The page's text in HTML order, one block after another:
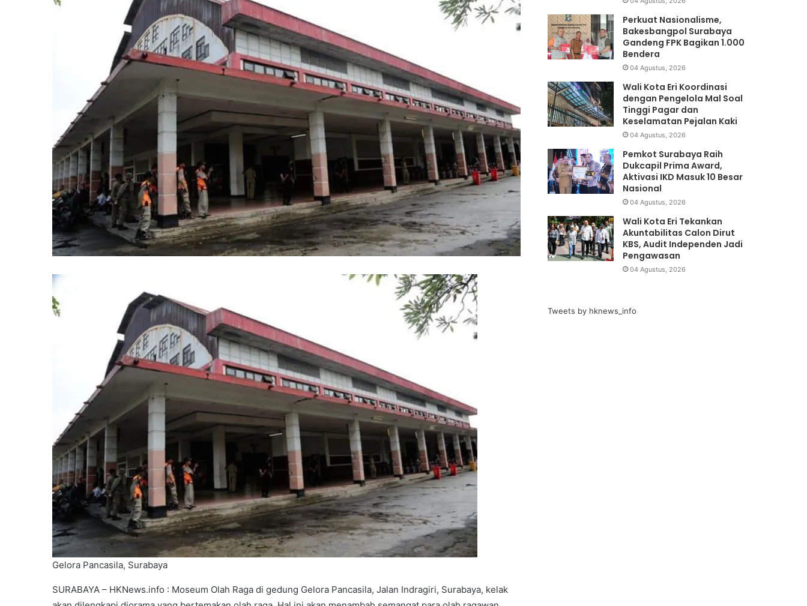
Gelora Pancasila, Surabaya
SURABAYA – HKNews.info : Moseum Olah Raga di gedung Gelora Pancasila, Jalan Indragiri, Surabaya, kelak
Perkuat Nasionalisme,
Bakesbangpol Surabaya
Gandeng FPK Bagikan 1.000
Bendera
04 Agustus, 2026
Wali Kota Eri Koordinasi
dengan Pengelola Mal Soal
Tinggi Pagar dan
Keselamatan Pejalan Kaki
04 Agustus, 2026
Pemkot Surabaya Raih
Dukcapil Prima Award,
Aktivasi IKD Masuk 10 Besar
Nasional
04 Agustus, 2026
Wali Kota Eri Tekankan
Akuntabilitas Calon Dirut
KBS, Audit Independen Jadi
Pengawasan
04 Agustus, 2026
Tweets by hknews_info